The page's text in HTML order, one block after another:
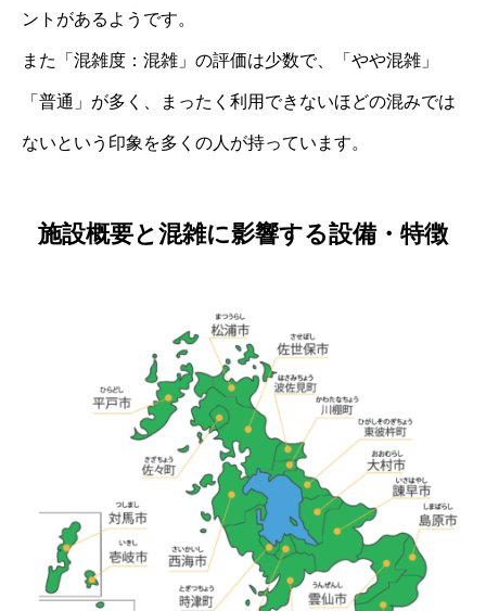
ントがあるようです。
また「混雑度：混雑」の評価は少数で、「やや混雑」
「普通」が多く、まったく利用できないほどの混みでは
ないという印象を多くの人が持っています。
施設概要と混雑に影響する設備・特徴